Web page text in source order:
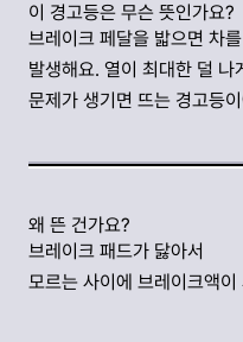
이 경고등은 무슨 뜻인가요?
브레이크 페달을 밟으면 차
발생해요. 열이 최대한 덜
문제가 생기면 뜨는 경고등
왜 뜬 건가요?
브레이크 패드가 닳아서
모르는 사이에 브레이크액이